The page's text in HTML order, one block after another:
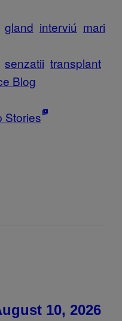
gland interviú mari
senzatii transplant
Blog
Stories
10, 2026